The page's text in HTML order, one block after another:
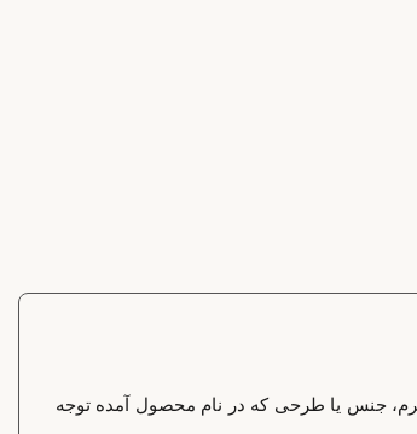
فرم، جنس یا طرحی که در نام محصول آمده توجه